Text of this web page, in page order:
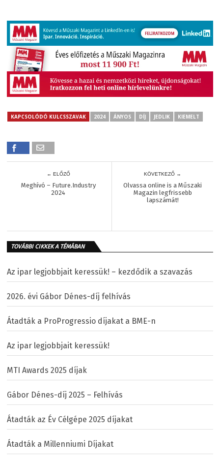
KAPCSOLÓDÓ KULCSSZAVAK 2024 ÁNYOS DÍJ JEDLIK KIEMELT
← ELŐZŐ
Meghívó – Future.Industry
2024
KÖVETKEZŐ →
Olvassa online is a Műszaki
Magazin legfrissebb
lapszámát!
TOVÁBBI CIKKEK A TÉMÁBAN
Az ipar legjobbjait keressük! – kezdődik a szavazás
2026. évi Gábor Dénes-díj felhívás
Átadták a ProProgressio díjakat a BME-n
Az ipar legjobbjait keressük!
MTI Awards 2025 díjak
Gábor Dénes-díj 2025 – Felhívás
Átadták az Év Célgépe 2025 díjakat
Átadták a Millenniumi Díjakat